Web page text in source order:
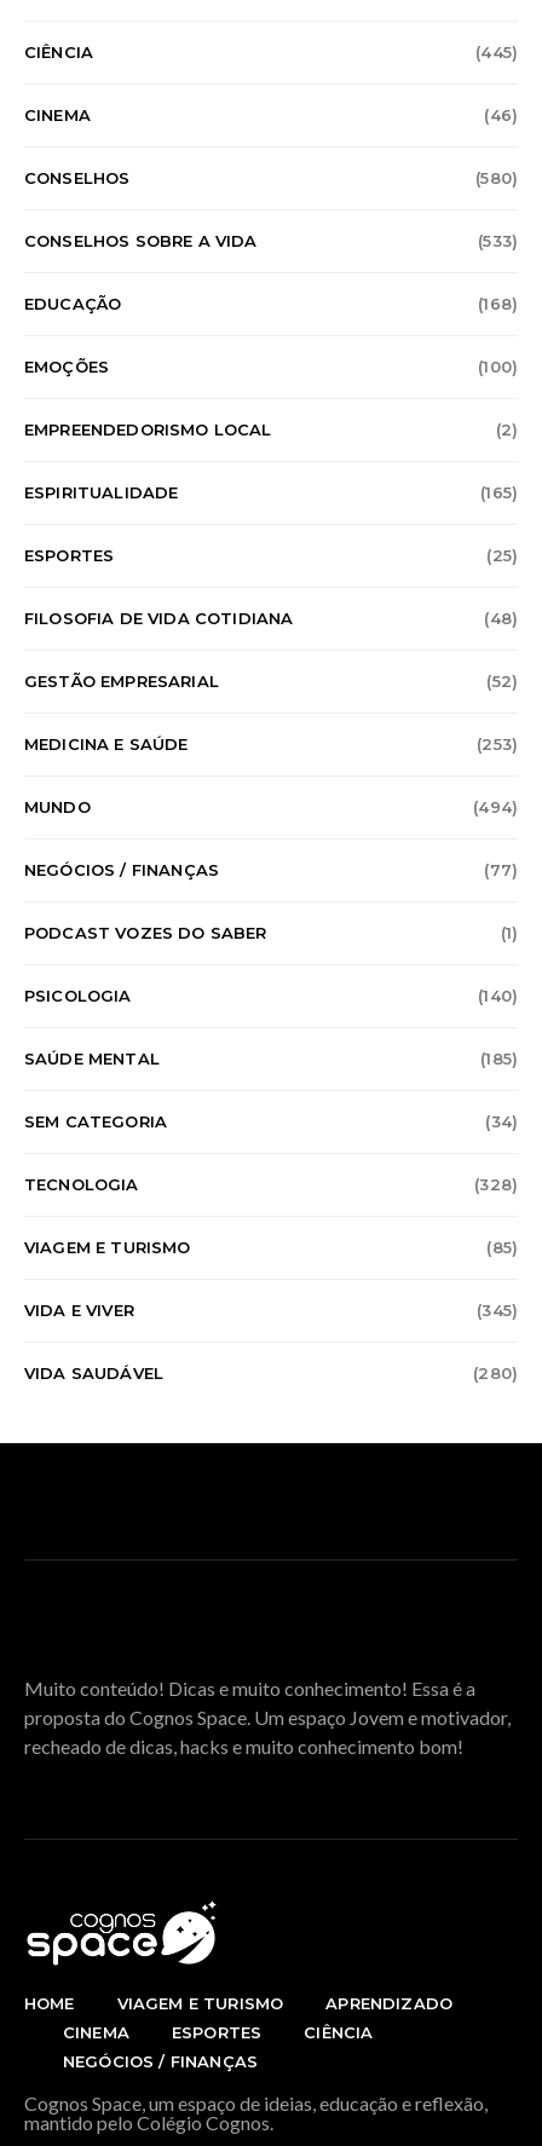
CIÊNCIA (445)
CINEMA (46)
CONSELHOS (580)
CONSELHOS SOBRE A VIDA (533)
EDUCAÇÃO (168)
EMOÇÕES (100)
EMPREENDEDORISMO LOCAL (2)
ESPIRITUALIDADE (165)
ESPORTES (25)
FILOSOFIA DE VIDA COTIDIANA (48)
GESTÃO EMPRESARIAL (52)
MEDICINA E SAÚDE (253)
MUNDO (494)
NEGÓCIOS / FINANÇAS (77)
PODCAST VOZES DO SABER (1)
PSICOLOGIA (140)
SAÚDE MENTAL (185)
SEM CATEGORIA (34)
TECNOLOGIA (328)
VIAGEM E TURISMO (85)
VIDA E VIVER (345)
VIDA SAUDÁVEL (280)
Muito conteúdo! Dicas e muito conhecimento! Essa é a
proposta do Cognos Space. Um espaço Jovem e motivador,
recheado de dicas, hacks e muito conhecimento bom!
HOME VIAGEM E TURISMO
APRENDIZADO
CINEMA
ESPORTES
CIÊNCIA
NEGÓCIOS / FINANÇAS
Cognos Space, um espaço de ideias, educação e reflexão,
mantido pelo Colégio Cognos.